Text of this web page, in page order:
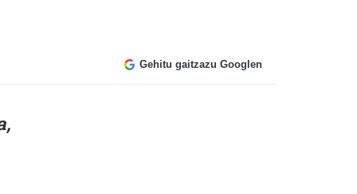
Gehitu gaitzazu Googlen